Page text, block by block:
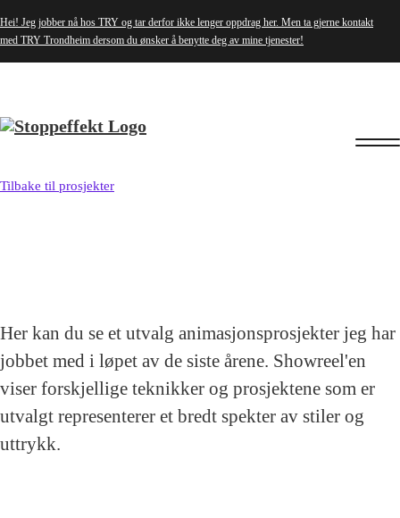
Hei! Jeg jobber nå hos TRY og tar derfor ikke lenger oppdrag her. Men ta gjerne kontakt
med TRY Trondheim dersom du ønsker å benytte deg av mine tjenester!
Tilbake til prosjekter
Her kan du se et utvalg animasjonsprosjekter jeg har
jobbet med i løpet av de siste årene. Showreel'en
viser forskjellige teknikker og prosjektene som er
utvalgt representerer et bredt spekter av stiler og
uttrykk.